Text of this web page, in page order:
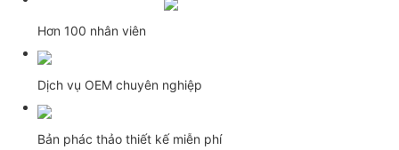
Hơn 100 nhân viên
Dịch vụ OEM chuyên nghiệp
Bản phác thảo thiết kế miễn phí